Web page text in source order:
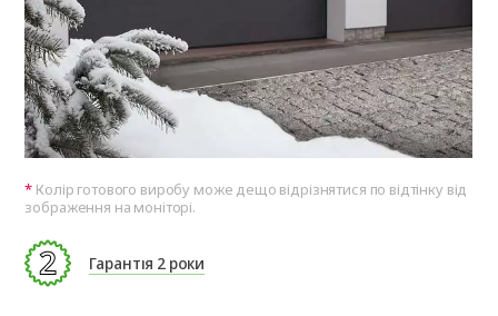
Колір готового виробу може дещо відрізнятися по відтінку від
зображення на моніторі.
Гарантія 2 роки